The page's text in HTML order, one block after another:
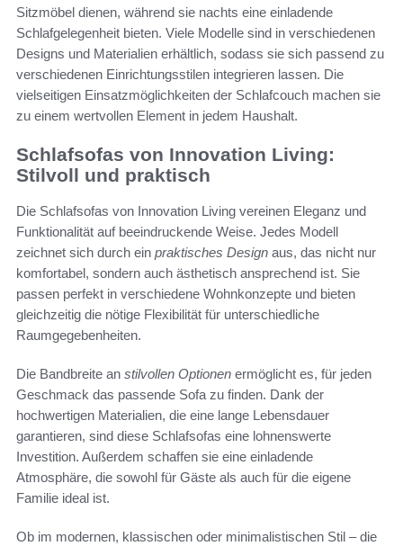
Sitzmöbel dienen, während sie nachts eine einladende
Schlafgelegenheit bieten. Viele Modelle sind in verschiedenen
Designs und Materialien erhältlich, sodass sie sich passend zu
verschiedenen Einrichtungsstilen integrieren lassen. Die
vielseitigen Einsatzmöglichkeiten der Schlafcouch machen sie
zu einem wertvollen Element in jedem Haushalt.
Schlafsofas von Innovation Living:
Stilvoll und praktisch
Die Schlafsofas von Innovation Living vereinen Eleganz und
Funktionalität auf beeindruckende Weise. Jedes Modell
zeichnet sich durch ein praktisches Design aus, das nicht nur
komfortabel, sondern auch ästhetisch ansprechend ist. Sie
passen perfekt in verschiedene Wohnkonzepte und bieten
gleichzeitig die nötige Flexibilität für unterschiedliche
Raumgegebenheiten.
Die Bandbreite an stilvollen Optionen ermöglicht es, für jeden
Geschmack das passende Sofa zu finden. Dank der
hochwertigen Materialien, die eine lange Lebensdauer
garantieren, sind diese Schlafsofas eine lohnenswerte
Investition. Außerdem schaffen sie eine einladende
Atmosphäre, die sowohl für Gäste als auch für die eigene
Familie ideal ist.
Ob im modernen, klassischen oder minimalistischen Stil – die